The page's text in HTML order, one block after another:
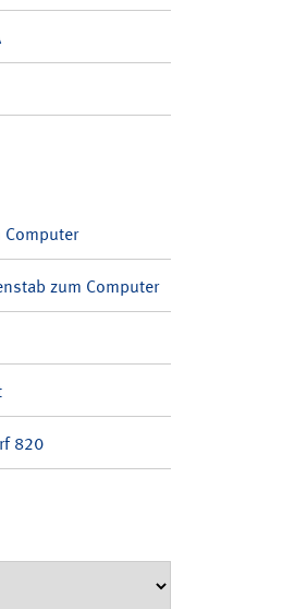
zum Computer
820